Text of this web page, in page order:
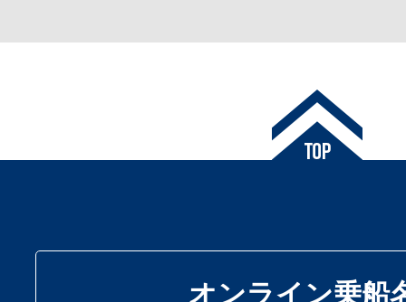
オンライン乗船